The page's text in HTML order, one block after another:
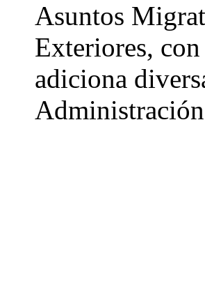
Asuntos
Exteriores,
adiciona